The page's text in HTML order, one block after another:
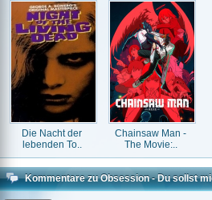
Die Nacht der
lebenden To..
Chainsaw Man -
The Movie:..
Kommentare zu Obsession - Du sollst